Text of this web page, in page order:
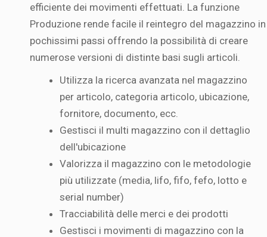
efficiente dei movimenti effettuati. La funzione
Produzione rende facile il reintegro del magazzino in
pochissimi passi offrendo la possibilità di creare
numerose versioni di distinte basi sugli articoli.
Utilizza la ricerca avanzata nel magazzino
per articolo, categoria articolo, ubicazione,
fornitore, documento, ecc.
Gestisci il multi magazzino con il dettaglio
dell'ubicazione
Valorizza il magazzino con le metodologie
più utilizzate (media, lifo, fifo, fefo, lotto e
serial number)
Tracciabilità delle merci e dei prodotti
Gestisci i movimenti di magazzino con la